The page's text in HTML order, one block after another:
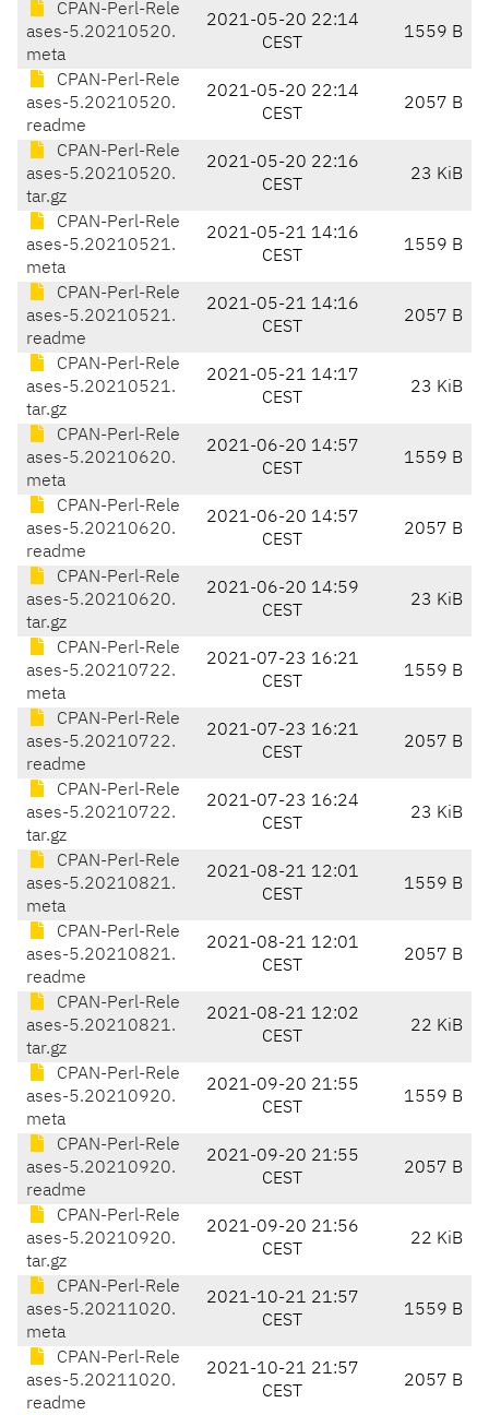
CPAN-Perl-Rele
ases-5.20210520.
meta
2021-05-20 22:14
CEST
1559 B
CPAN-Perl-Rele
ases-5.20210520.
readme
2021-05-20 22:14
CEST
2057 B
CPAN-Perl-Rele
ases-5.20210520.
tar.gz
2021-05-20 22:16
CEST
23 KiB
CPAN-Perl-Rele
ases-5.20210521.
meta
2021-05-21 14:16
CEST
1559 B
CPAN-Perl-Rele
ases-5.20210521.
readme
2021-05-21 14:16
CEST
2057 B
CPAN-Perl-Rele
ases-5.20210521.
tar.gz
2021-05-21 14:17
CEST
23 KiB
CPAN-Perl-Rele
ases-5.20210620.
meta
2021-06-20 14:57
CEST
1559 B
CPAN-Perl-Rele
ases-5.20210620.
readme
2021-06-20 14:57
CEST
2057 B
CPAN-Perl-Rele
ases-5.20210620.
tar.gz
2021-06-20 14:59
CEST
23 KiB
CPAN-Perl-Rele
ases-5.20210722.
meta
2021-07-23 16:21
CEST
1559 B
CPAN-Perl-Rele
ases-5.20210722.
readme
2021-07-23 16:21
CEST
2057 B
CPAN-Perl-Rele
ases-5.20210722.
tar.gz
2021-07-23 16:24
CEST
23 KiB
CPAN-Perl-Rele
ases-5.20210821.
meta
2021-08-21 12:01
CEST
1559 B
CPAN-Perl-Rele
ases-5.20210821.
readme
2021-08-21 12:01
CEST
2057 B
CPAN-Perl-Rele
ases-5.20210821.
tar.gz
2021-08-21 12:02
CEST
22 KiB
CPAN-Perl-Rele
ases-5.20210920.
meta
2021-09-20 21:55
CEST
1559 B
CPAN-Perl-Rele
ases-5.20210920.
readme
2021-09-20 21:55
CEST
2057 B
CPAN-Perl-Rele
ases-5.20210920.
tar.gz
2021-09-20 21:56
CEST
22 KiB
CPAN-Perl-Rele
ases-5.20211020.
meta
2021-10-21 21:57
CEST
1559 B
CPAN-Perl-Rele
ases-5.20211020.
readme
2021-10-21 21:57
CEST
2057 B